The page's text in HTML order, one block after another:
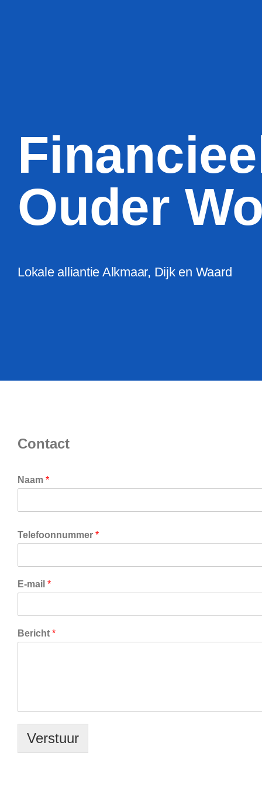
Ouder
Lokale alliantie Alkmaar, Dijk en Waard
Contact
Naam *
Telefoonnummer *
E-mail *
Bericht *
Verstuur